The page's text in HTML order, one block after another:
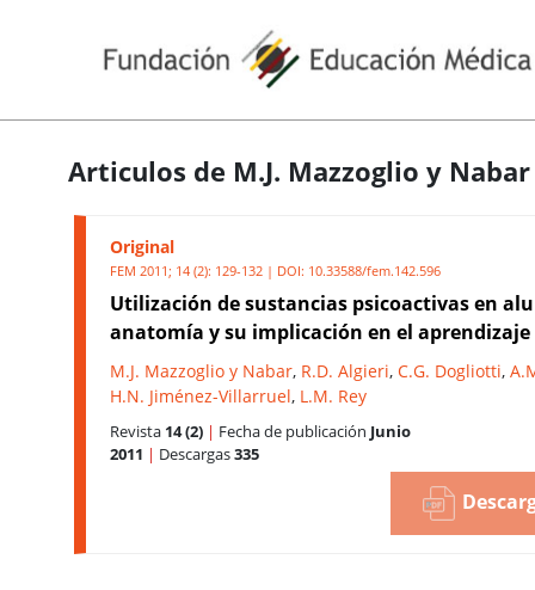
Articulos de M.J. Mazzoglio y Nabar
Original
FEM 2011; 14 (2): 129-132 | DOI: 10.33588/fem.142.596
Utilización de sustancias psicoactivas en
anatomía y su implicación en el aprendizaje
M.J. Mazzoglio y Nabar, R.D. Algieri, C.G. Dogliotti,
H.N. Jiménez-Villarruel, L.M. Rey
Revista 14 (2) | Fecha de publicación Junio
2011 | Descargas335